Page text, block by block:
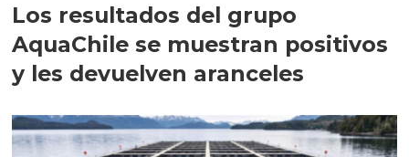
Los resultados del grupo
AquaChile se muestran positivos
y les devuelven aranceles